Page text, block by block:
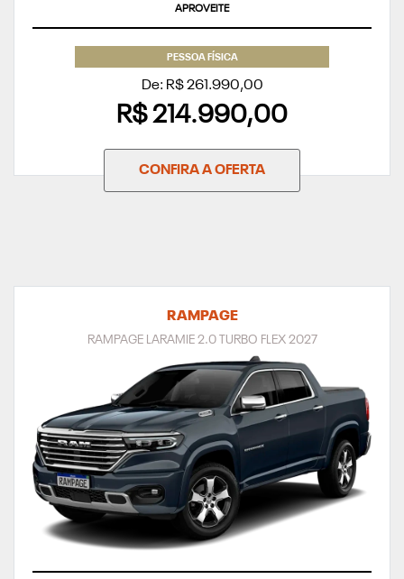
APROVEITE
PESSOA FÍSICA
De: R$ 261.990,00
R$ 214.990,00
CONFIRA A OFERTA
RAMPAGE
RAMPAGE LARAMIE 2.0 TURBO FLEX 2027